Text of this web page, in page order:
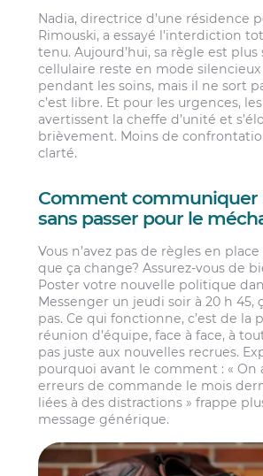
Nadia, directrice d’une résidence
Rimouski, a essayé l’interdiction
tenu. Aujourd’hui, sa règle est plus
cellulaire reste en mode
pendant les soins, mais il ne sort
c’est libre. Et pour les urgences,
avertissent la cheffe d’unité et
brièvement. Moins de
clarté.
Comment communiquer
sans passer pour le
Vous n’avez pas de règles en
que ça change? Assurez-vous de
Poster votre nouvelle politique
Messenger un jeudi soir à 20 h 45,
pas. Ce qui fonctionne, c’est de la
réunion d’équipe, face à face, à
pas juste aux nouvelles recrues.
pourquoi avant le comment : « On
erreurs de commande le mois
liées à des distractions » frappe
message générique.